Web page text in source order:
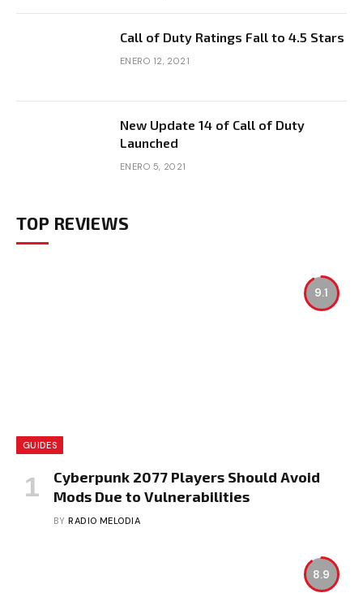
Call of Duty Ratings Fall to 4.5 Stars
ENERO 12, 2021
New Update 14 of Call of Duty
Launched
ENERO 5, 2021
TOP REVIEWS
9.1
GUIDES
Cyberpunk 2077 Players Should Avoid
Mods Due to Vulnerabilities
BY RADIO MELODIA
8.9